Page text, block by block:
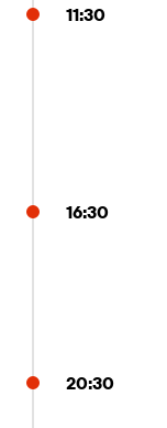
11:30
16:30
20:30